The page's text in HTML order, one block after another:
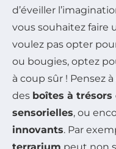
d’éveiller
vous souhaitez faire
voulez pas opter
ou bougies, optez
à coup sûr ! Pensez
des boîtes à trésors
sensorielles, ou
innovants. Par